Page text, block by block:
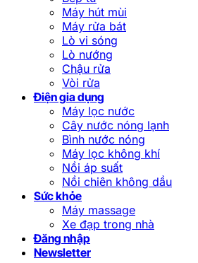
Máy hút mùi
Máy rửa bát
Lò vi sóng
Lò nướng
Chậu rửa
Vòi rửa
Điện gia dụng
Máy lọc nước
Cây nước nóng lạnh
Bình nước nóng
Máy lọc không khí
Nồi áp suất
Nồi chiên không dầu
Sức khỏe
Máy massage
Xe đạp trong nhà
Đăng nhập
Newsletter